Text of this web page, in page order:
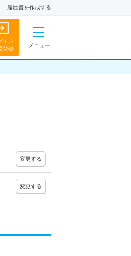
履歴書を作成する
イン
登録
メニュー
変更する
変更する